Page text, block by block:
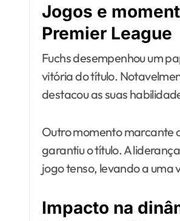
Jogos e
Premier League
Fuchs desempenhou um
vitória do título.
destacou as suas
Outro momento marcante
garantiu o título. A
jogo tenso, levando a uma
Impacto na